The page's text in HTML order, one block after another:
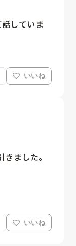
していま
いいね
ました。
いいね